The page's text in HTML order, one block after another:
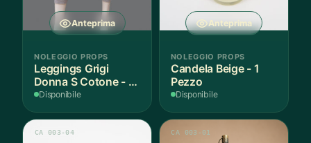
Anteprima
NOLEGGIO PROPS
Leggings Grigi
Donna S Cotone - 1
Paio
Disponibile
Anteprima
NOLEGGIO PROPS
Candela Beige - 1
Pezzo
Disponibile
CA 003-04 CA 003-01